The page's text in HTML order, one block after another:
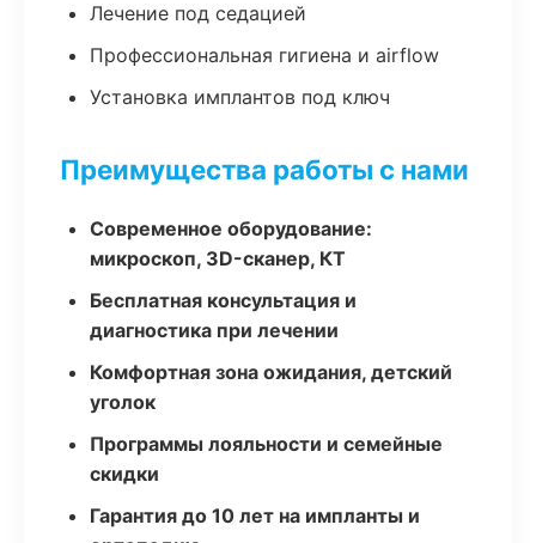
Лечение под седацией
Профессиональная гигиена и airflow
Установка имплантов под ключ
Преимущества работы с нами
Современное оборудование:
микроскоп, 3D-сканер, КТ
Бесплатная консультация и
диагностика при лечении
Комфортная зона ожидания, детский
уголок
Программы лояльности и семейные
скидки
Гарантия до 10 лет на импланты и